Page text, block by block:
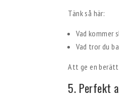
Tänk så här:
Vad kommer
Vad tror du
Att ge en
5. Perfekt